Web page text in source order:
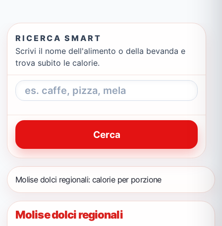
RICERCA SMART
Scrivi il nome dell'alimento o della bevanda e
trova subito le calorie.
Cerca
Molise dolci regionali: calorie per porzione
Molise dolci regionali